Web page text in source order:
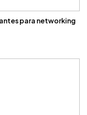
para networking